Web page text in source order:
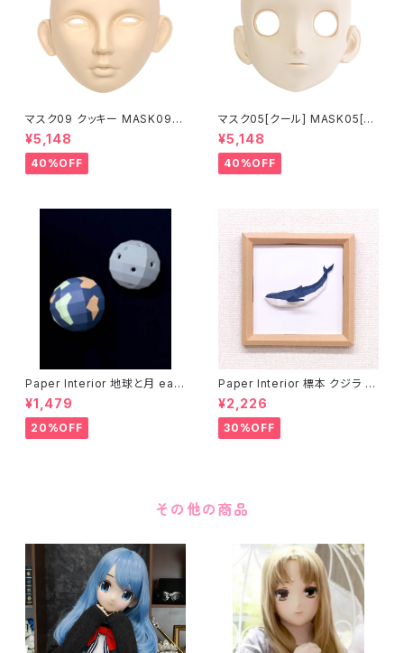
マスク09 クッキー MASK09
“COOKIE”
¥5,148
40%OFF
マスク05[クール] MASK05[C
OOL]
¥5,148
40%OFF
Paper Interior 地球と月 eart
h and moon
¥1,479
20%OFF
Paper Interior 標本 クジラ s
pecimen whale
¥2,226
30%OFF
その他の商品